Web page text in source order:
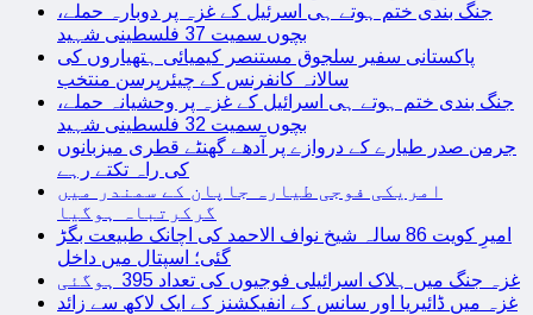
جنگ بندی ختم ہوتے ہی اسرئیل کے غزہ پر دوبارہ حملے،
بچوں سمیت 37 فلسطینی شہید
پاکستانی سفیر سلجوق مستنصر کیمیائی ہتھیاروں کی
سالانہ کانفرنس کے چیئرپرسن منتخب
جنگ بندی ختم ہوتے ہی اسرائیل کے غزہ پر وحشیانہ حملے،
بچوں سمیت 32 فلسطینی شہید
جرمن صدر طیارے کے دروازے پر آدھے گھنٹے قطری میزبانوں
کی راہ تکتے رہے
امریکی فوجی طیارہ جاپان کے سمندر میں
گرکرتباہ ہوگیا
امیرِ کویت 86 سالہ شیخ نواف الاحمد کی اچانک طبیعت بگڑ
گئی؛ اسپتال میں داخل
غزہ جنگ میں ہلاک اسرائیلی فوجیوں کی تعداد 395 ہوگئی
غزہ میں ڈائیریا اور سانس کے انفیکشنز کے ایک لاکھ سے زائد